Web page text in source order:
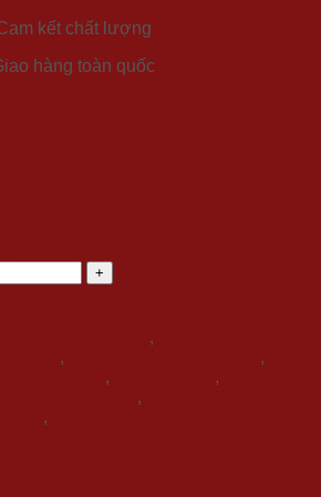
kết chất lượng
hàng toàn quốc
,
,
,
, ,
,
,